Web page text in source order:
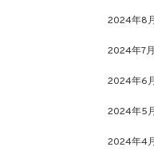
2024年8
2024年7月
2024年6
2024年5
2024年4